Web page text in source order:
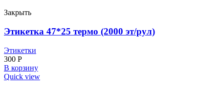
Закрыть
Этикетка 47*25 термо (2000 эт/рул)
Этикетки
300 Р
В корзину
Quick view